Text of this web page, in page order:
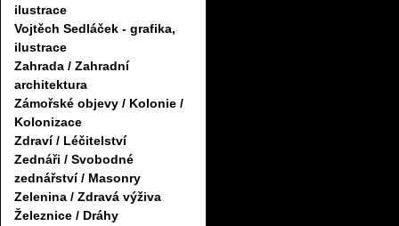
ilustrace
Vojtěch Sedláček - grafika,
ilustrace
Zahrada / Zahradní
architektura
Zámořské objevy / Kolonie /
Kolonizace
Zdraví / Léčitelství
Zednáři / Svobodné
zednářství / Masonry
Zelenina / Zdravá výživa
Železnice / Dráhy